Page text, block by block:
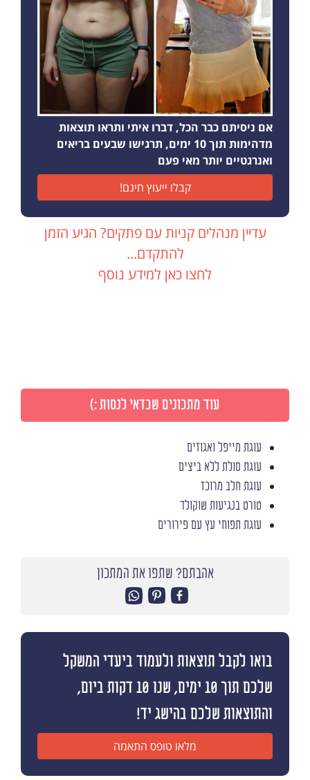
אם ניסיתם כבר הכל, דברו איתי ותראו תוצאות
מדהימות תוך 10 ימים, תרגישו שבעים בריאים
ואנרגטיים יותר מאי פעם
קבלו ייעוץ חינם!
עדיין מנהלים קניות עם פתקים? הגיע הזמן
להתקדם...
לחצו כאן למידע נוסף
עוד מתכונים שכדאי לנסות :)
עוגת מייפל ואגוזים
עוגת סולת ללא ביצים
עוגת חלב מרוכז
טורט בנגיעות שוקולד
עוגת תפוחי עץ עם פירורים
אהבתם? שתפו את המתכון
בואו לקבל תוצאות ולעמוד ביעדי המשקל
שלכם תוך 10 ימים, שנו 10 דקות ביום,
והתוצאות שלכם בהישג יד!
מלאו טופס התאמה